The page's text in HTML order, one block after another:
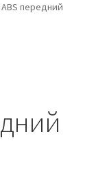
передний